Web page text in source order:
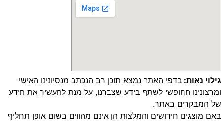
גילוי נאות: בדפי האתר נמצא תוכן רב הנכתב מנסיונינו האישי
ומרצונינו החופשי לשתף בידע שצברנו, על מנת להעשיר את הידע
של המבקרים באתר.
באם מוצגים חידושים והמלצות הן אינם מהווים בשום אופן תחליף